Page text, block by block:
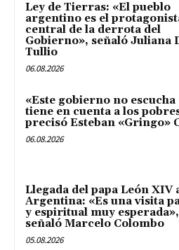
Ley de Tierras: «El pueblo
argentino es el
central de la derrota del
Gobierno», señaló Juliana
Tullio
06.08.2026
«Este gobierno no escucha
tiene en cuenta a los
precisó Esteban «Gringo»
06.08.2026
Llegada del papa León XIV
Argentina: «Es una visita
y espiritual muy esperada»,
señaló Marcelo Colombo
05.08.2026